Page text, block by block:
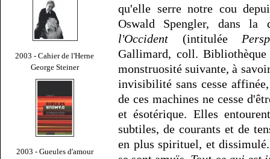
2003 - Cahier de l'Herne
George Steiner
2003 - Gueules d'amour
qu'elle serre notre cou
Oswald Spengler, dans
l'Occident (intitulée
Gallimard, coll.
monstruosité suivante, à
invisibilité sans cesse
de ces machines ne cesse
et ésotérique. Elles
subtiles, de courants et de
en plus spirituel, et